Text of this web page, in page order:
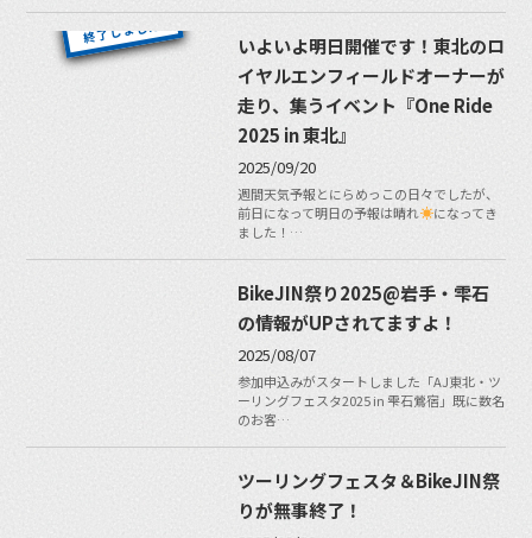
いよいよ明日開催です！東北のロ
イヤルエンフィールドオーナーが
走り、集うイベント『One Ride
2025 in 東北』
2025/09/20
週間天気予報とにらめっこの日々でしたが、
前日になって明日の予報は晴れ
になってき
ました！…
BikeJIN祭り2025@岩手・雫石
の情報がUPされてますよ！
2025/08/07
参加申込みがスタートしました「AJ東北・ツ
ーリングフェスタ2025 in 雫石鶯宿」既に数名
のお客…
ツーリングフェスタ＆BikeJIN祭
りが無事終了！